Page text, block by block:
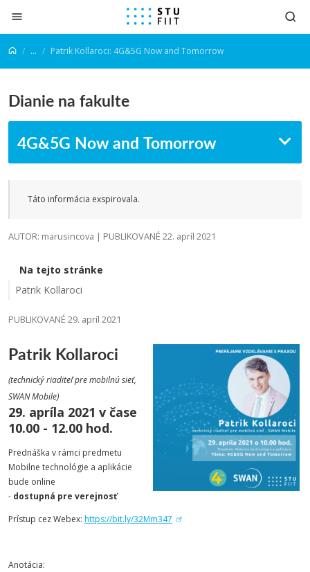
Prejsť na obsah
... Patrik Kollaroci: 4G&5G Now and Tomorrow
Dianie na fakulte
4G&5G Now and Tomorrow
Táto informácia exspirovala.
AUTOR: marusincova | PUBLIKOVANÉ 22. apríl 2021
Na tejto stránke
Patrik Kollaroci
PUBLIKOVANÉ 29. apríl 2021
Patrik Kollaroci
(technický riaditeľ pre mobilnú sieť,
SWAN Mobile)
29. apríla 2021 v čase
10.00 - 12.00 hod.
Prednáška v rámci predmetu
Mobilne technológie a aplikácie
bude online
- dostupná pre verejnosť
Prístup cez Webex: https://bit.ly/32Mm347
Anotácia: